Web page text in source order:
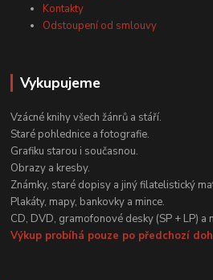
Kontakty
Odstoupení od smlouvy
Vykupujeme
Vzácné knihy všech žánrů a stáří.
Staré pohlednice a fotografie.
Grafiku starou i současnou.
Obrazy a kresby.
Známky, staré dopisy a jiný filatelistický
Plakáty, mapy, bankovky a mince.
CD, DVD, gramofonové desky (SP + LP) a
Výkup probíhá pouze po předchozí